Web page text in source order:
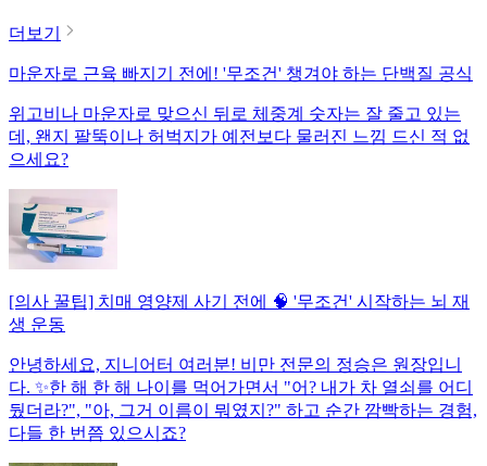
더보기
마운자로 근육 빠지기 전에! '무조건' 챙겨야 하는 단백질 공식
위고비나 마운자로 맞으신 뒤로 체중계 숫자는 잘 줄고 있는
데, 왠지 팔뚝이나 허벅지가 예전보다 물러진 느낌 드신 적 없
으세요?
[의사 꿀팁] 치매 영양제 사기 전에 🧠 '무조건' 시작하는 뇌 재
생 운동
안녕하세요, 지니어터 여러분! 비만 전문의 정승은 원장입니
다. ✨한 해 한 해 나이를 먹어가면서 "어? 내가 차 열쇠를 어디
뒀더라?", "아, 그거 이름이 뭐였지?" 하고 순간 깜빡하는 경험,
다들 한 번쯤 있으시죠?